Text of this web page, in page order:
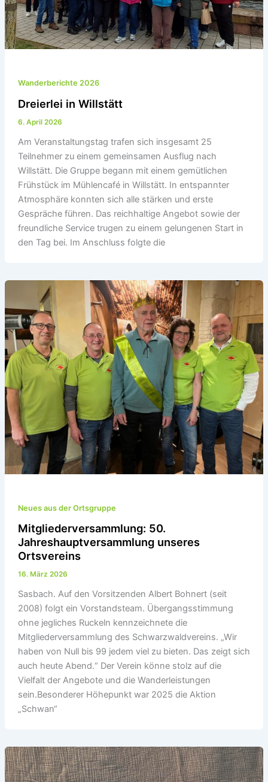
Wanderberichte 2026
Dreierlei in Willstätt
6. April 2026
Am Veranstaltungstag trafen sich insgesamt 25
Teilnehmer zu einem gemeinsamen Ausflug nach
Willstätt. Die Gruppe begann mit einem gemütlichen
Frühstück im Mühlencafé in Willstätt. In entspannter
Atmosphäre konnten sich alle stärken und erste
Gespräche führen. Das reichhaltige Angebot sowie der
freundliche Service trugen zu einem gelungenen Start in
den Tag bei. Im Anschluss folgte die
Neues aus der Ortsgruppe
Mitgliederversammlung: 50.
Jahreshauptversammlung unseres
Ortsvereins
16. März 2026
Sasbach. Auf den Vorsitzenden Albert Bohnert (seit
2008) folgt ein Vorstandsteam. Übergangsstimmung
ohne jegliches Ruckeln kennzeichnete die
Mitgliederversammlung des Schwarzwaldvereins. „Wir
haben von Null bis 99 jedem viel zu bieten. Das zeigt sich
auch heute Abend.“ Der Verein könne stolz auf die
Vielfalt der Angebote und die Wanderleistungen
sein.Besonderer Höhepunkt war 2025 die Aktion
„Schwan“